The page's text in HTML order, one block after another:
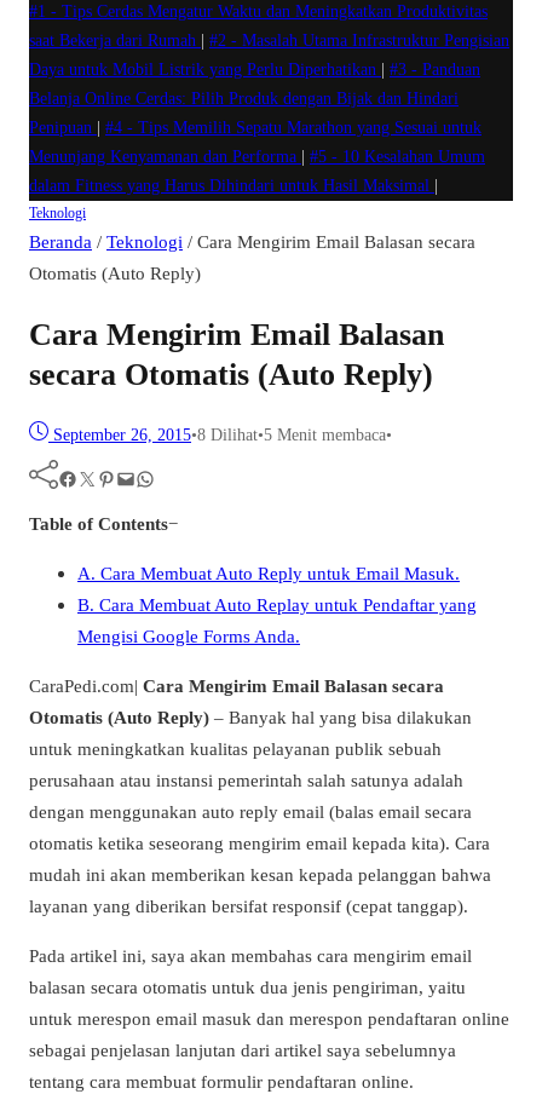
#1 - Tips Cerdas Mengatur Waktu dan Meningkatkan Produktivitas
saat Bekerja dari Rumah
#2 - Masalah Utama Infrastruktur Pengisian
Daya untuk Mobil Listrik yang Perlu Diperhatikan
#3 - Panduan
Belanja Online Cerdas: Pilih Produk dengan Bijak dan Hindari
Penipuan
#4 - Tips Memilih Sepatu Marathon yang Sesuai untuk
Menunjang Kenyamanan dan Performa
#5 - 10 Kesalahan Umum
dalam Fitness yang Harus Dihindari untuk Hasil Maksimal
Teknologi
Beranda / Teknologi / Cara Mengirim Email Balasan secara
Otomatis (Auto Reply)
Cara Mengirim Email Balasan
secara Otomatis (Auto Reply)
September 26, 2015•8 Dilihat•5 Menit membaca•
Facebook Twitter Pinterest Mail WhatsApp
Table of Contents−
A. Cara Membuat Auto Reply untuk Email Masuk.
B. Cara Membuat Auto Replay untuk Pendaftar yang
Mengisi Google Forms Anda.
CaraPedi.com| Cara Mengirim Email Balasan secara
Otomatis (Auto Reply) – Banyak hal yang bisa dilakukan
untuk meningkatkan kualitas pelayanan publik sebuah
perusahaan atau instansi pemerintah salah satunya adalah
dengan menggunakan auto reply email (balas email secara
otomatis ketika seseorang mengirim email kepada kita). Cara
mudah ini akan memberikan kesan kepada pelanggan bahwa
layanan yang diberikan bersifat responsif (cepat tanggap).
Pada artikel ini, saya akan membahas cara mengirim email
balasan secara otomatis untuk dua jenis pengiriman, yaitu
untuk merespon email masuk dan merespon pendaftaran online
sebagai penjelasan lanjutan dari artikel saya sebelumnya
tentang cara membuat formulir pendaftaran online.